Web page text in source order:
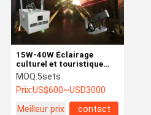
15W-40W Éclairage
culturel et touristique
Source lumineuse LED
avec méthode de
commande DMX/RF/Wi-Fi
MOQ:5sets
Prix:US$600~USD3000
Meilleur prix
contact